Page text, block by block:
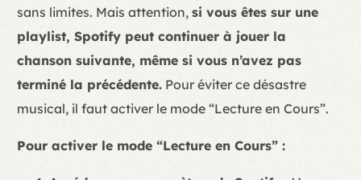
sans limites. Mais attention,si vous êtes sur une
playlist, Spotify peut continuer à jouer la
chanson suivante, même si vous n’avez pas
terminé la précédente. Pour éviter ce désastre
musical, il faut activer le mode “Lecture en Cours”.
Pour activer le mode “Lecture en Cours” :